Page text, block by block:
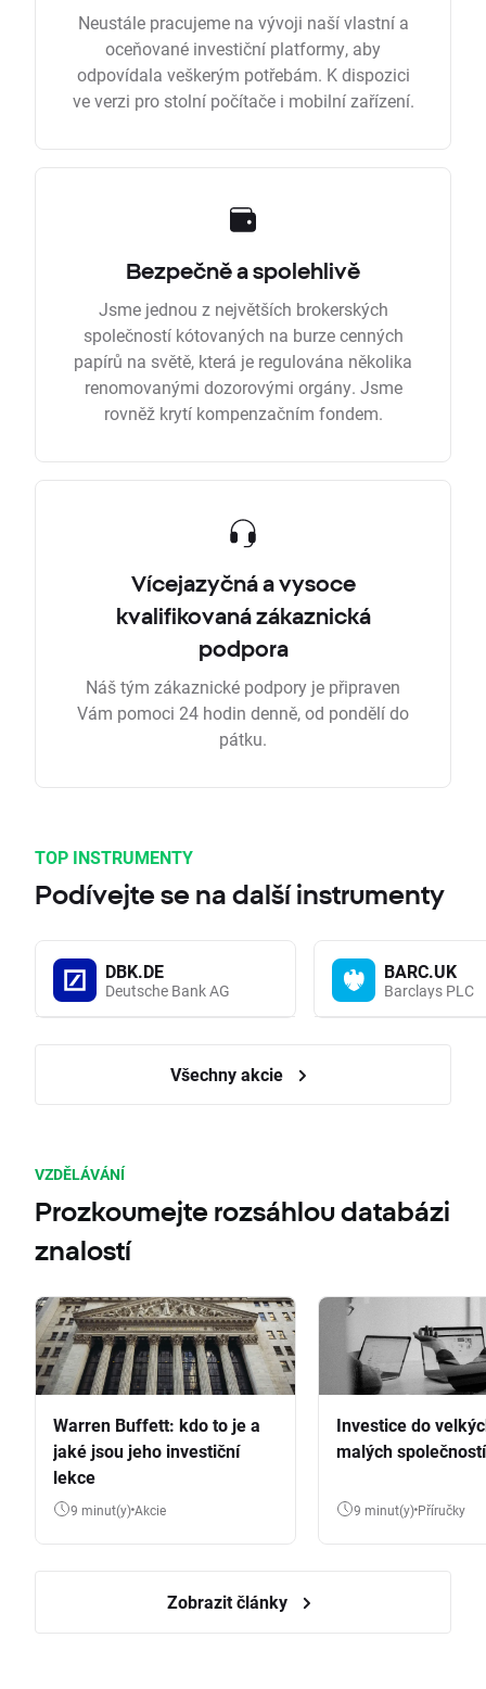
Neustále pracujeme na vývoji naší vlastní a
oceňované investiční platformy, aby
odpovídala veškerým potřebám. K dispozici
ve verzi pro stolní počítače i mobilní zařízení.
Bezpečně a spolehlivě
Jsme jednou z největších brokerských
společností kótovaných na burze cenných
papírů na světě, která je regulována několika
renomovanými dozorovými orgány. Jsme
rovněž krytí kompenzačním fondem.
Vícejazyčná a vysoce
kvalifikovaná zákaznická
podpora
Náš tým zákaznické podpory je připraven
Vám pomoci 24 hodin denně, od pondělí do
pátku.
TOP INSTRUMENTY
Podívejte se na další instrumenty
DBK.DE
Deutsche Bank AG
BARC.UK
Barclays PLC
Všechny akcie
VZDĚLÁVÁNÍ
Prozkoumejte rozsáhlou databázi
znalostí
Warren Buffett: kdo to je a
jaké jsou jeho investiční
lekce
9 minut(y) Akcie
Investice do
malých společností
9 minut(y) Příručky
Zobrazit články